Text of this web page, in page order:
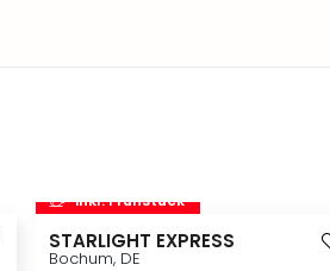
inkl. Frühstück
STARLIGHT EXPRESS
Bochum, DE